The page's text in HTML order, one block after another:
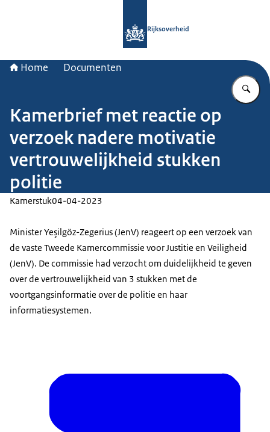
Rijksoverheid
Home Documenten
Kamerbrief met reactie op
verzoek nadere motivatie
vertrouwelijkheid stukken
politie
Kamerstuk04-04-2023
Minister Yeşilgöz-Zegerius (JenV) reageert op een verzoek van
de vaste Tweede Kamercommissie voor Justitie en Veiligheid
(JenV). De commissie had verzocht om duidelijkheid te geven
over de vertrouwelijkheid van 3 stukken met de
voortgangsinformatie over de politie en haar
informatiesystemen.